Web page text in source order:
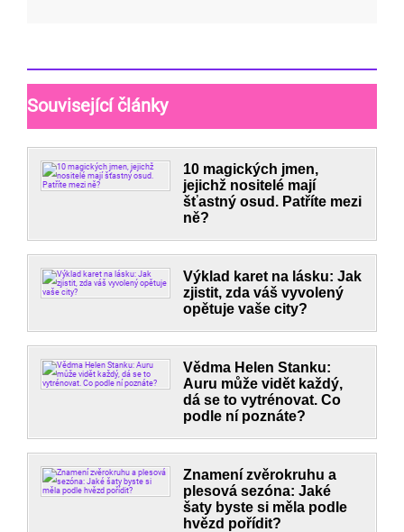
Související články
10 magických jmen,
jejichž nositelé mají
šťastný osud. Patříte mezi
ně?
Výklad karet na lásku: Jak
zjistit, zda váš vyvolený
opětuje vaše city?
Vědma Helen Stanku:
Auru může vidět každý,
dá se to vytrénovat. Co
podle ní poznáte?
Znamení zvěrokruhu a
plesová sezóna: Jaké
šaty byste si měla podle
hvězd pořídit?